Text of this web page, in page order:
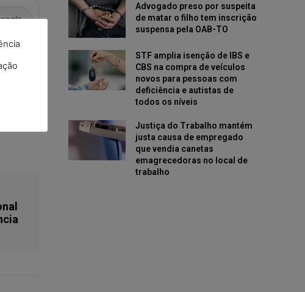
Tumblr
Advogado preso por suspeita
de matar o filho tem inscrição
suspensa pela OAB-TO
STF amplia isenção de IBS e
CBS na compra de veículos
novos para pessoas com
deficiência e autistas de
todos os níveis
Justiça do Trabalho mantém
justa causa de empregado
que vendia canetas
emagrecedoras no local de
trabalho